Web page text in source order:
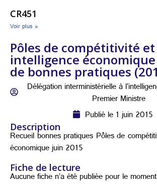
CR451
Voir plus »
Pôles de compétitivité et
intelligence économique
de bonnes pratiques
Délégation interministérielle à
Premier Ministre
Publié le 1 juin 2015
Description
Recueil bonnes pratiques Pôles de
économique juin 2015
Fiche de lecture
Aucune fiche n’a été publiée pour le moment